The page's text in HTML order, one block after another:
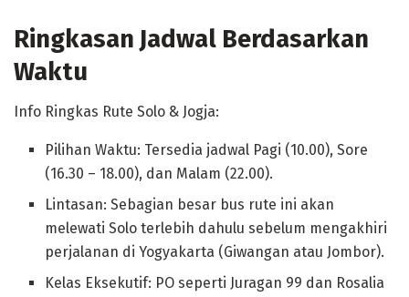
Ringkasan Jadwal Berdasarkan
Waktu
Info Ringkas Rute Solo & Jogja:
Pilihan Waktu: Tersedia jadwal Pagi (10.00), Sore
(16.30 – 18.00), dan Malam (22.00).
Lintasan: Sebagian besar bus rute ini akan
melewati Solo terlebih dahulu sebelum mengakhiri
perjalanan di Yogyakarta (Giwangan atau Jombor).
Kelas Eksekutif: PO seperti Juragan 99 dan Rosalia